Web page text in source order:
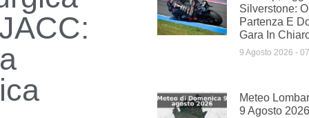
Silverstone:
Partenza E
Gara In
9 Agosto 2026
Meteo
9 Agosto